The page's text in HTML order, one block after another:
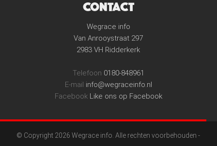
CONTACT
Wegrace info
Van Anrooystraat 297
2983 VH Ridderkerk
Telefoon 0180-848961
E-mail info@wegraceinfo.nl
Facebook Like ons op Facebook
© Copyright 2026 Wegrace info. Alle rechten voorbehouden -